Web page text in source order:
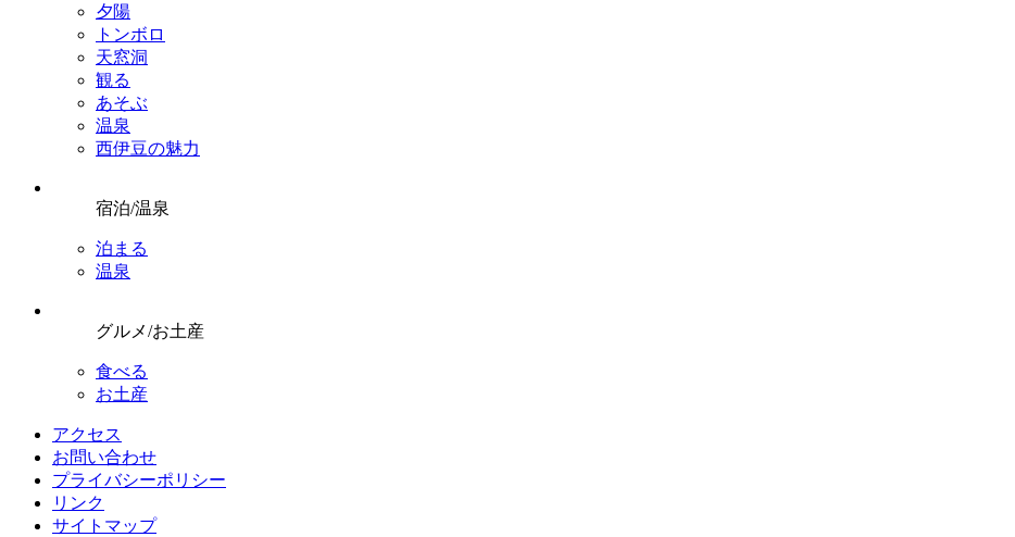
夕陽
トンボロ
天窓洞
観る
あそぶ
温泉
西伊豆の魅力
宿泊/温泉
泊まる
温泉
グルメ/お土産
食べる
お土産
アクセス
お問い合わせ
プライバシーポリシー
リンク
サイトマップ